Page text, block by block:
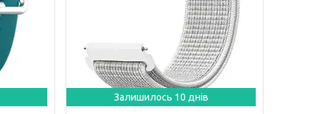
Залишилось 10 днів